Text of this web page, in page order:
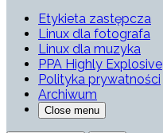
Etykieta zastępcza
Linux dla fotografa
Linux dla muzyka
PPA Highly Explosive
Polityka prywatności
Archiwum
Close menu